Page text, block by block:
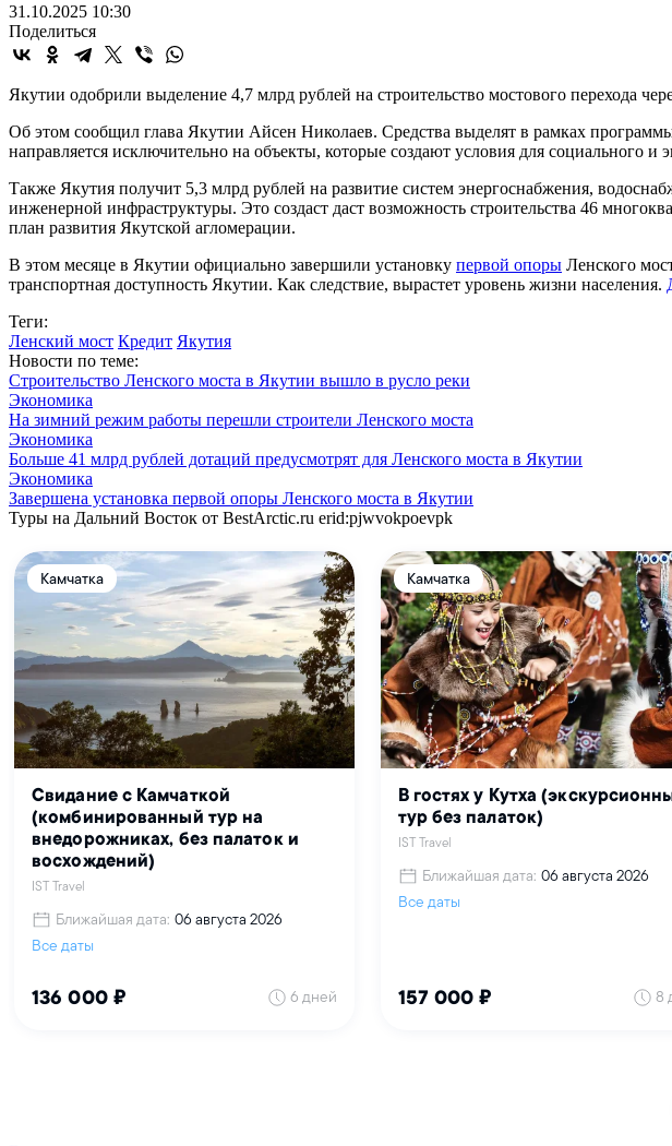
31.10.2025 10:30
Поделиться
Якутии одобрили выделение 4,7 млрд рублей на строительство мостового перехода
Об этом сообщил глава Якутии Айсен Николаев. Средства выделят в рамках
направляется исключительно на объекты, которые создают условия для социального и
Также Якутия получит 5,3 млрд рублей на развитие систем энергоснабжения,
инженерной инфраструктуры. Это создаст даст возможность строительства 46
план развития Якутской агломерации.
В этом месяце в Якутии официально завершили установку первой опоры Ленского
транспортная доступность Якутии. Как следствие, вырастет уровень жизни населения.
Теги:
Ленский мост Кредит Якутия
Новости по теме:
Строительство Ленского моста в Якутии вышло в русло реки
Экономика
На зимний режим работы перешли строители Ленского моста
Экономика
Больше 41 млрд рублей дотаций предусмотрят для Ленского моста в Якутии
Экономика
Завершена установка первой опоры Ленского моста в Якутии
Туры на Дальний Восток от BestArctic.ru erid:pjwvokpoevpk